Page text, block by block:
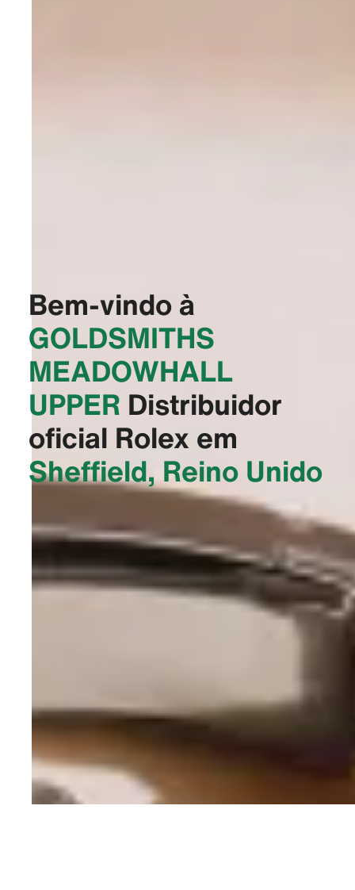
Bem-vindo à
‭GOLDSMITHS
MEADOWHALL
UPPER‬ Distribuidor
oficial Rolex em
Sheffield, Reino Unido